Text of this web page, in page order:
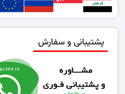
پشتیبانی و سفارش